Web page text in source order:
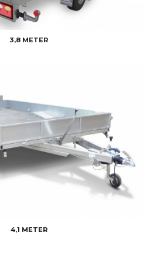
3,8 METER
4,1 METER